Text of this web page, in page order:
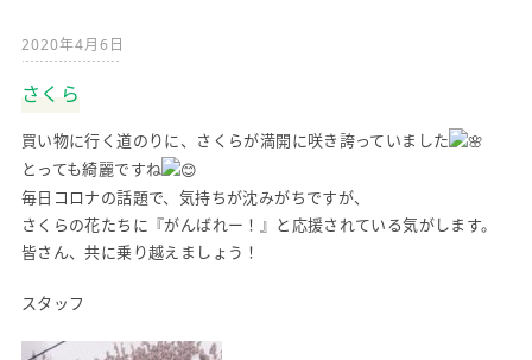
予防接種
2020年4月6日
さくら
買い物に行く道のりに、さくらが満開に咲き誇っていました
とっても綺麗ですね
毎日コロナの話題で、気持ちが沈みがちですが、
さくらの花たちに『がんばれー！』と応援されている気がします。
皆さん、共に乗り越えましょう！
スタッフ